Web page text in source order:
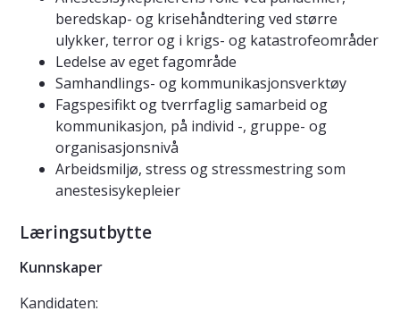
beredskap- og krisehåndtering ved større
ulykker, terror og i krigs- og katastrofeområder
Ledelse av eget fagområde
Samhandlings- og kommunikasjonsverktøy
Fagspesifikt og tverrfaglig samarbeid og
kommunikasjon, på individ -, gruppe- og
organisasjonsnivå
Arbeidsmiljø, stress og stressmestring som
anestesisykepleier
Læringsutbytte
Kunnskaper
Kandidaten: